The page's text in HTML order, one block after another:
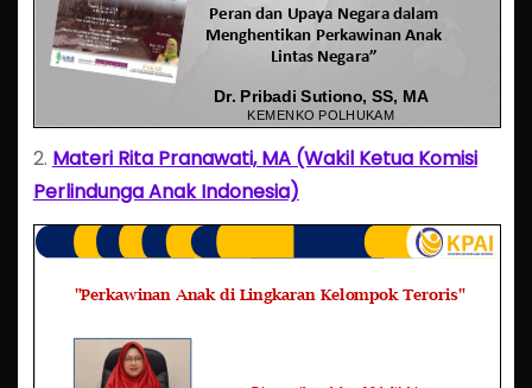
2. Materi Rita Pranawati, MA (Wakil Ketua Komisi
Perlindunga Anak Indonesia)